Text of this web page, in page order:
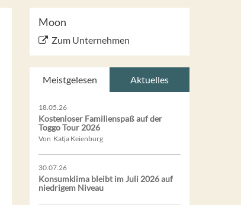
Moon
Zum Unternehmen
Meistgelesen Aktuelles
18.05.26
Kostenloser Familienspaß auf der
Toggo Tour 2026
Von Katja Keienburg
30.07.26
Konsumklima bleibt im Juli 2026 auf
niedrigem Niveau